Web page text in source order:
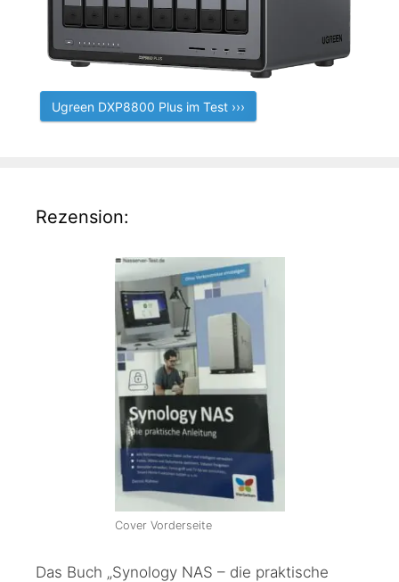
Ugreen DXP8800 Plus im Test ›››
Rezension:
Cover Vorderseite
Das Buch „Synology NAS – die praktische